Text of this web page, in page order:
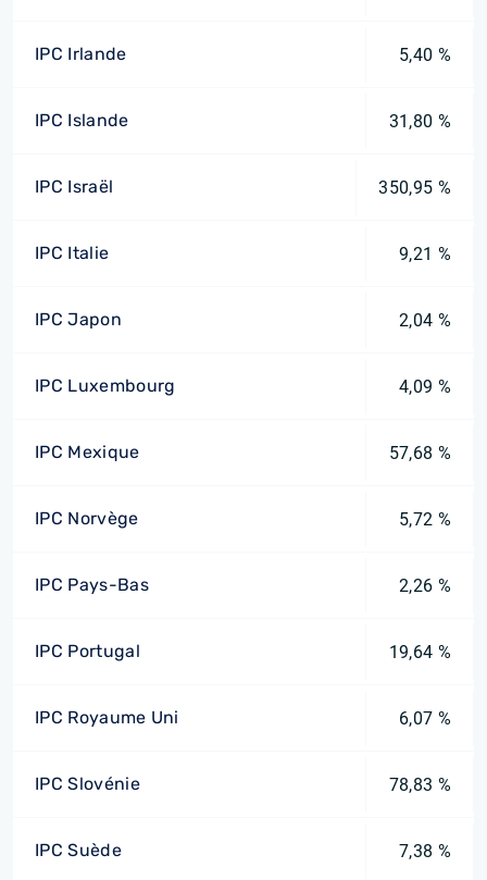
IPC Irlande 5,40 %
IPC Islande 31,80 %
IPC Israël 350,95 %
IPC Italie 9,21 %
IPC Japon 2,04 %
IPC Luxembourg 4,09 %
IPC Mexique 57,68 %
IPC Norvège 5,72 %
IPC Pays-Bas 2,26 %
IPC Portugal 19,64 %
IPC Royaume Uni 6,07 %
IPC Slovénie 78,83 %
IPC Suède 7,38 %